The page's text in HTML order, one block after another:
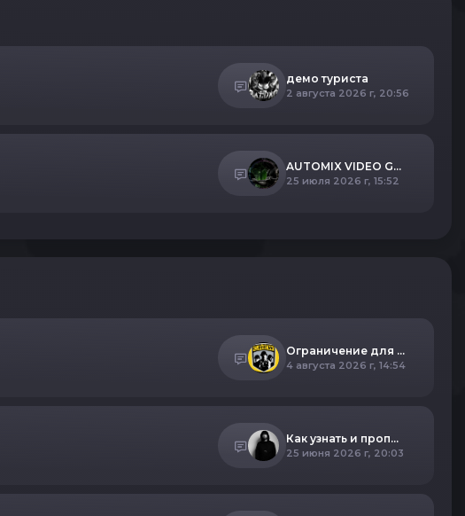
демо туриста
2 августа 2026 г, 20:56
AUTOMIX VIDEO GAMING PLAYERS
25 июля 2026 г, 15:52
Ограничение для левых
4 августа 2026 г, 14:54
Как узнать и прописать пароль от привилегии в консоль, а также её редактирование?
25 июня 2026 г, 20:03